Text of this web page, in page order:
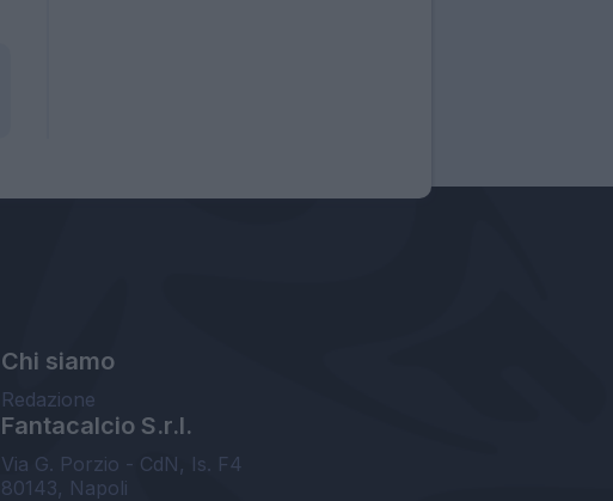
Chi siamo
Redazione
Fantacalcio S.r.l.
Via G. Porzio - CdN, Is. F4
80143, Napoli